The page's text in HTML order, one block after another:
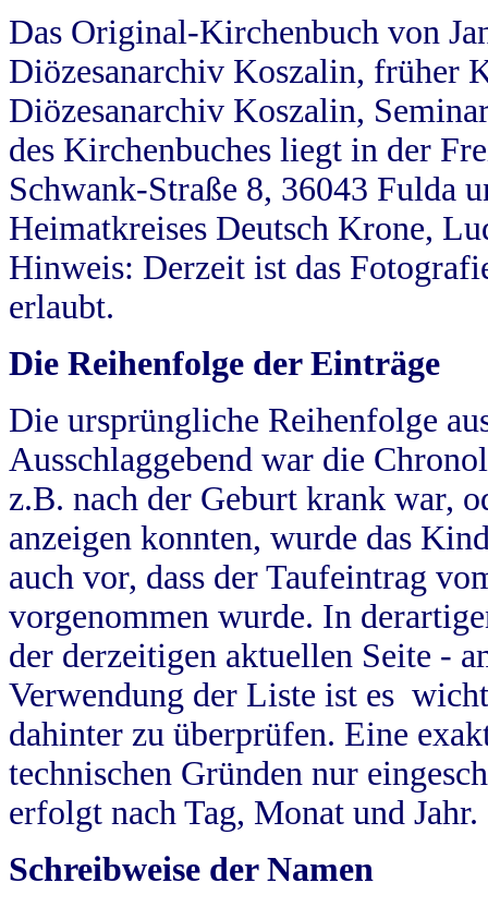
Das Original-Kirchenbuch von
Diözesanarchiv Koszalin, früher
Diözesanarchiv Koszalin,
des Kirchenbuches liegt in der
Schwank-Straße 8, 36043 Fulda
Heimatkreises Deutsch Krone,
Hinweis: Derzeit ist das
erlaubt.
Die Reihenfolge der Einträge
Die ursprüngliche Reihenfolge
Ausschlaggebend war die
z.B. nach der Geburt krank war,
anzeigen konnten, wurde das
auch vor, dass der Taufeintrag
vorgenommen wurde. In
der derzeitigen aktuellen Seite -
Verwendung der Liste ist es
dahinter zu überprüfen. Eine
technischen Gründen nur
erfolgt nach Tag, Monat und Jahr.
Schreibweise der Namen